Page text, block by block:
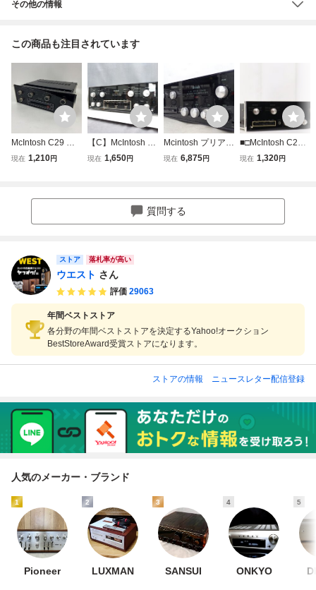
その他の情報
この商品も注目されています
McIntosh C29 マ
ッキントッシュ プ
現在 1,210円
【C】McIntosh C
28 プリアンプ マ
現在 1,650円
Mcintosh プリアン
プ/コントロールア
現在 6,875円
■□McIntosh C26
プリアンプ マッキ
現在 1,320円
質問する
ストア 落札率が高い
ウエスト さん
評価 29063
年間ベストストア
各分野の年間ベストストアを決定するYahoo!オークション
BestStoreAward受賞ストアになります。
ストアの情報 ニュースレター配信登録
人気のメーカー・ブランド
1
Pioneer
2
LUXMAN
3
SANSUI
4
ONKYO
5